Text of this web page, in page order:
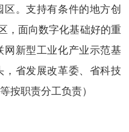
。支持有条件的地方创
，面向数字化基础好的重
新型工业化产业示范基
省发展改革委、省科技
按职责分工负责）